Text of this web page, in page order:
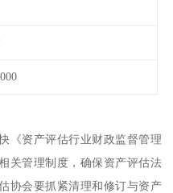
《资产评估行业财政监督管理
关管理制度，确保资产评估法
协会要抓紧清理和修订与资产